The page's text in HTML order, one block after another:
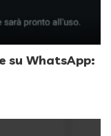
su WhatsApp: